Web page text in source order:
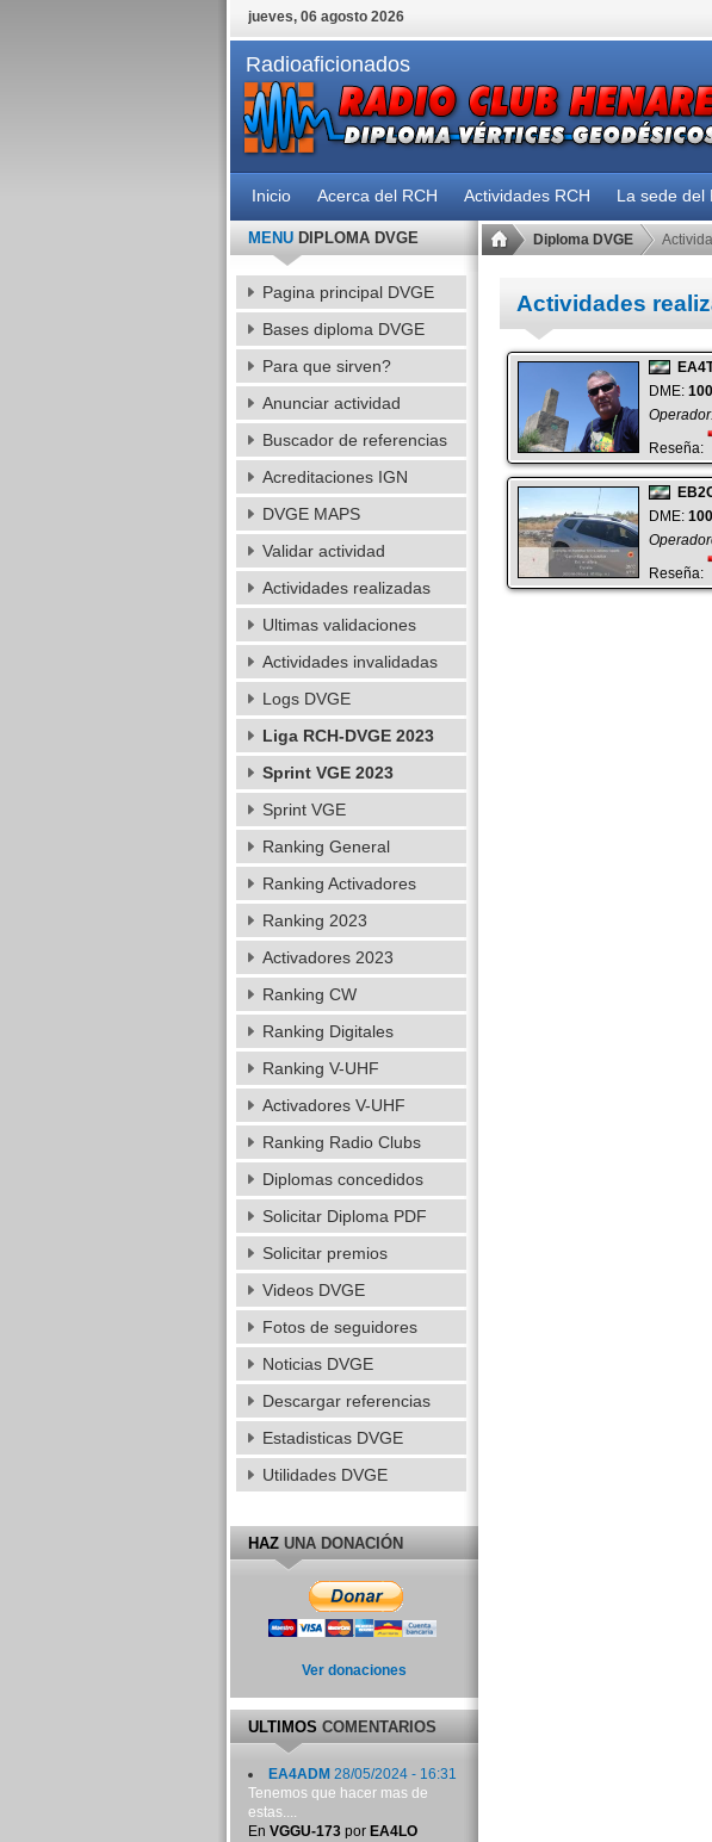
jueves, 06 agosto 2026
Radioaficionados
Inicio Acerca del RCH Actividades RCH La sede del
Diploma DVGE
Actividades
DME:
Reseña:
DME:
Reseña:
MENUDIPLOMA DVGE
Pagina principal DVGE
Bases diploma DVGE
Para que sirven?
Anunciar actividad
Buscador de referencias
Acreditaciones IGN
DVGE MAPS
Validar actividad
Actividades realizadas
Ultimas validaciones
Actividades invalidadas
Logs DVGE
Liga RCH-DVGE 2023
Sprint VGE 2023
Sprint VGE
Ranking General
Ranking Activadores
Ranking 2023
Activadores 2023
Ranking CW
Ranking Digitales
Ranking V-UHF
Activadores V-UHF
Ranking Radio Clubs
Diplomas concedidos
Solicitar Diploma PDF
Solicitar premios
Videos DVGE
Fotos de seguidores
Noticias DVGE
Descargar referencias
Estadisticas DVGE
Utilidades DVGE
HAZUNA DONACIÓN
Ver donaciones
ULTIMOSCOMENTARIOS
EA4ADM 28/05/2024 - 16:31
Tenemos que hacer mas de
estas....
En VGGU-173por EA4LO